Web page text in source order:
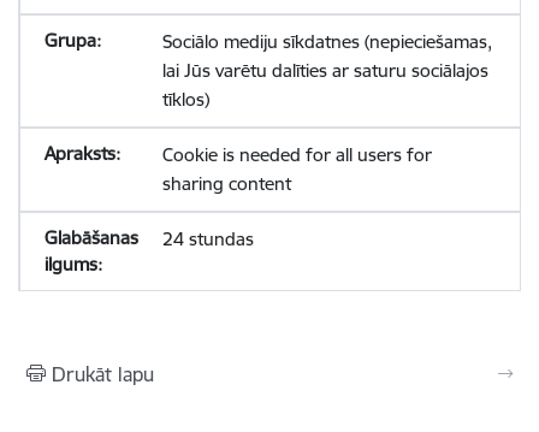
Sociālo mediju sīkdatnes (nepieciešamas,
lai Jūs varētu dalīties ar saturu sociālajos
tīklos)
Cookie is needed for all users for
sharing content
24 stundas
Drukāt lapu